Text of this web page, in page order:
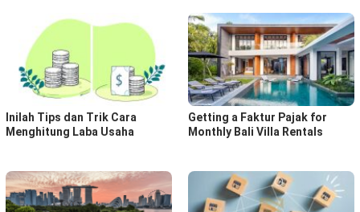
Inilah Tips dan Trik Cara
Menghitung Laba Usaha
Getting a Faktur Pajak for
Monthly Bali Villa Rentals